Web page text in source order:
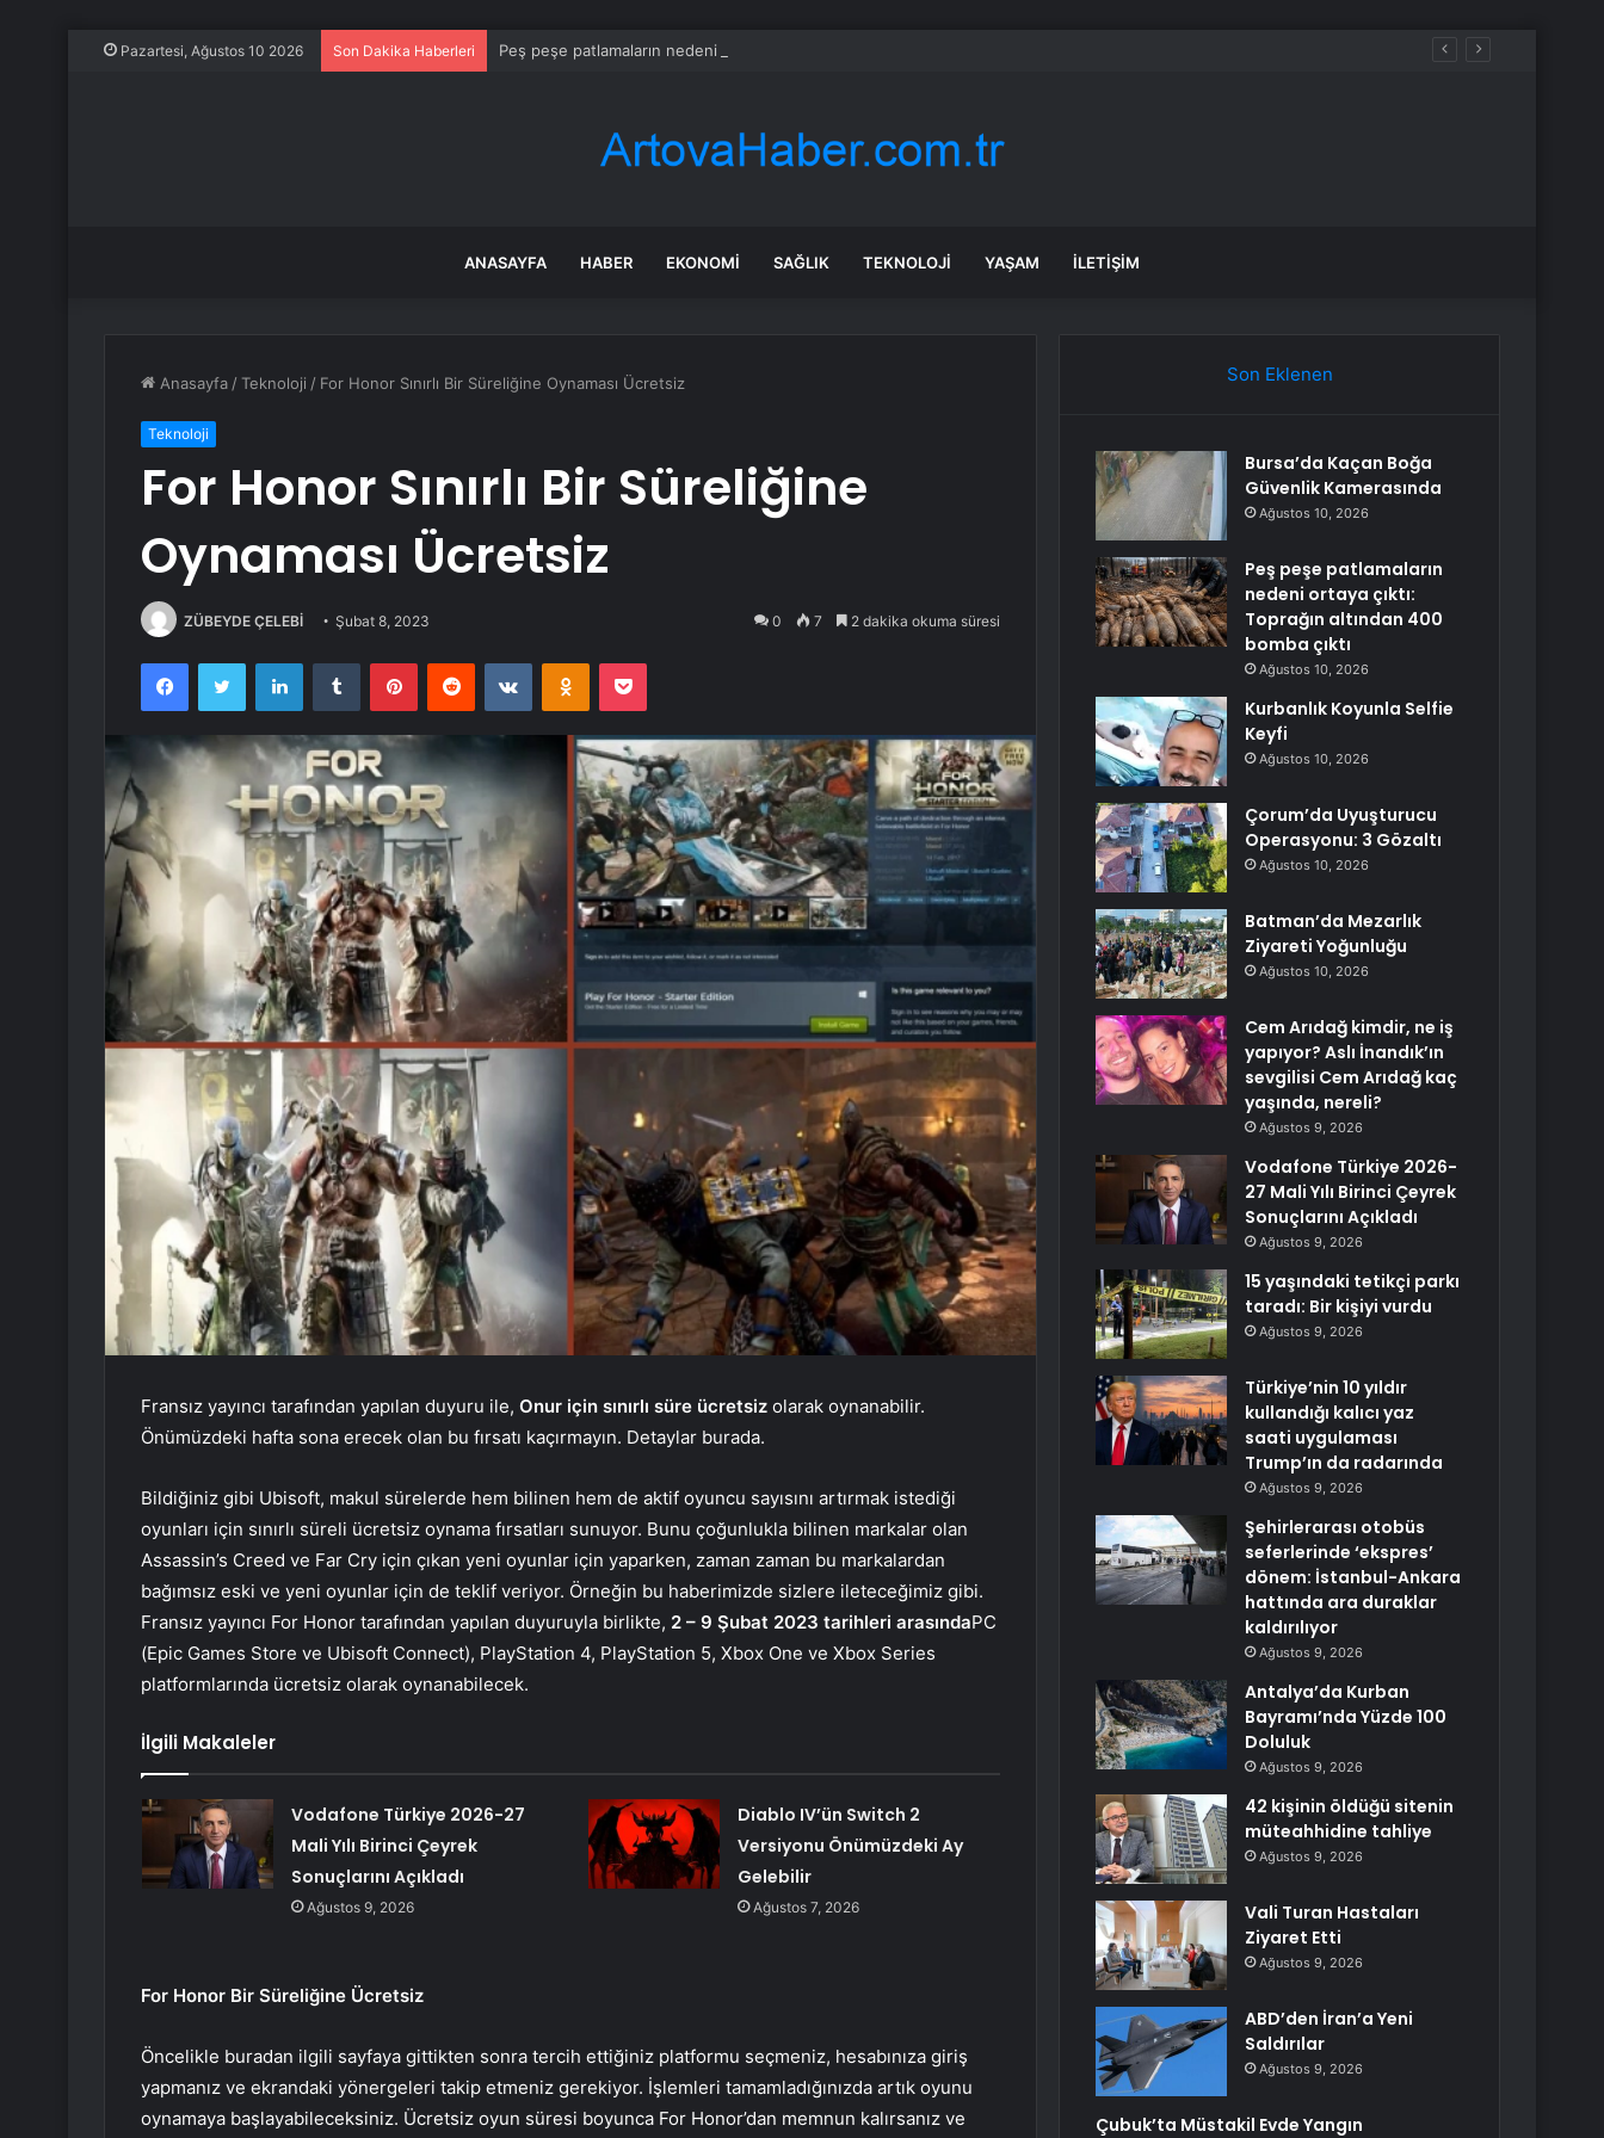
Pazartesi, Ağustos 10 2026 Son Dakika Haberleri Peş peşe patlamaların nedeni ortaya çıktı: Toprağın altından 400 bomba çıktı
ANASAYFA HABER EKONOMI SAĞLIK TEKNOLOJI YAŞAM İLETIŞIM
Anasayfa /Teknoloji / For Honor Sınırlı Bir Süreliğine Oynaması Ücretsiz
Teknoloji
For Honor Sınırlı Bir Süreliğine
Oynaması Ücretsiz
ZÜBEYDE ÇELEBİ Şubat 8, 2023 0 7 2 dakika okuma süresi
FacebookTwitter LinkedInTumblr PinterestReddit VKontakteOdnoklassniki
Pocket
Fransız yayıncı tarafından yapılan duyuru ile, Onur için sınırlı süre ücretsiz olarak oynanabilir.
Önümüzdeki hafta sona erecek olan bu fırsatı kaçırmayın. Detaylar burada.
Bildiğiniz gibi Ubisoft, makul sürelerde hem bilinen hem de aktif oyuncu sayısını artırmak istediği
oyunları için sınırlı süreli ücretsiz oynama fırsatları sunuyor. Bunu çoğunlukla bilinen markalar olan
Assassin’s Creed ve Far Cry için çıkan yeni oyunlar için yaparken, zaman zaman bu markalardan
bağımsız eski ve yeni oyunlar için de teklif veriyor. Örneğin bu haberimizde sizlere ileteceğimiz gibi.
Fransız yayıncı For Honor tarafından yapılan duyuruyla birlikte, 2 – 9 Şubat 2023 tarihleri ​​arasındaPC
(Epic Games Store ve Ubisoft Connect), PlayStation 4, PlayStation 5, Xbox One ve Xbox Series
platformlarında ücretsiz olarak oynanabilecek.
İlgili Makaleler
Vodafone Türkiye 2026-27
Mali Yılı Birinci Çeyrek
Sonuçlarını Açıkladı
Ağustos 9, 2026
Diablo IV’ün Switch 2
Versiyonu Önümüzdeki Ay
Gelebilir
Ağustos 7, 2026
For Honor Bir Süreliğine Ücretsiz
Öncelikle buradan ilgili sayfaya gittikten sonra tercih ettiğiniz platformu seçmeniz, hesabınıza giriş
yapmanız ve ekrandaki yönergeleri takip etmeniz gerekiyor. İşlemleri tamamladığınızda artık oyunu
oynamaya başlayabileceksiniz. Ücretsiz oyun süresi boyunca For Honor’dan memnun kalırsanız ve
Son Eklenen
Bursa’da Kaçan Boğa
Güvenlik Kamerasında
Ağustos 10, 2026
Peş peşe patlamaların
nedeni ortaya çıktı:
Toprağın altından 400
bomba çıktı
Ağustos 10, 2026
Kurbanlık Koyunla Selfie
Keyfi
Ağustos 10, 2026
Çorum’da Uyuşturucu
Operasyonu: 3 Gözaltı
Ağustos 10, 2026
Batman’da Mezarlık
Ziyareti Yoğunluğu
Ağustos 10, 2026
Cem Arıdağ kimdir, ne iş
yapıyor? Aslı İnandık’ın
sevgilisi Cem Arıdağ kaç
yaşında, nereli?
Ağustos 9, 2026
Vodafone Türkiye 2026-
27 Mali Yılı Birinci Çeyrek
Sonuçlarını Açıkladı
Ağustos 9, 2026
15 yaşındaki tetikçi parkı
taradı: Bir kişiyi vurdu
Ağustos 9, 2026
Türkiye’nin 10 yıldır
kullandığı kalıcı yaz
saati uygulaması
Trump’ın da radarında
Ağustos 9, 2026
Şehirlerarası otobüs
seferlerinde ‘ekspres’
dönem: İstanbul-Ankara
hattında ara duraklar
kaldırılıyor
Ağustos 9, 2026
Antalya’da Kurban
Bayramı’nda Yüzde 100
Doluluk
Ağustos 9, 2026
42 kişinin öldüğü sitenin
müteahhidine tahliye
Ağustos 9, 2026
Vali Turan Hastaları
Ziyaret Etti
Ağustos 9, 2026
ABD’den İran’a Yeni
Saldırılar
Ağustos 9, 2026
Çubuk’ta Müstakil Evde Yangın